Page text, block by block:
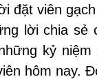
đặt viên
lời chia
kỷ
hôm nay.